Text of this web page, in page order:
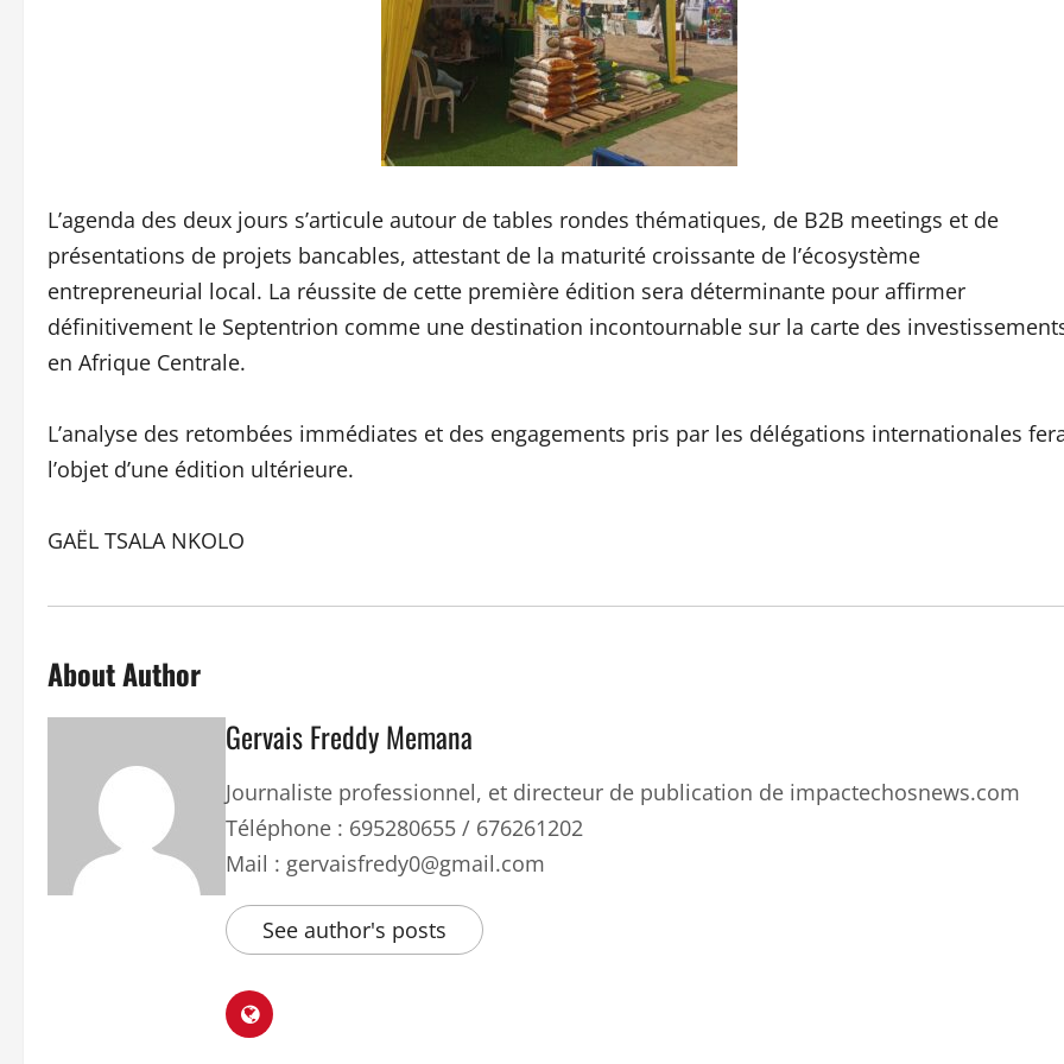
L’agenda des deux jours s’articule autour de tables rondes thématiques, de B2B meetings et de
présentations de projets bancables, attestant de la maturité croissante de l’écosystème
entrepreneurial local. La réussite de cette première édition sera déterminante pour affirmer
définitivement le Septentrion comme une destination incontournable sur la carte des
en Afrique Centrale.
L’analyse des retombées immédiates et des engagements pris par les délégations internationales
l’objet d’une édition ultérieure.
GAËL TSALA NKOLO
About Author
Gervais Freddy Memana
Journaliste professionnel, et directeur de publication de impactechosnews.com
Téléphone : 695280655 / 676261202
Mail : gervaisfredy0@gmail.com
See author's posts